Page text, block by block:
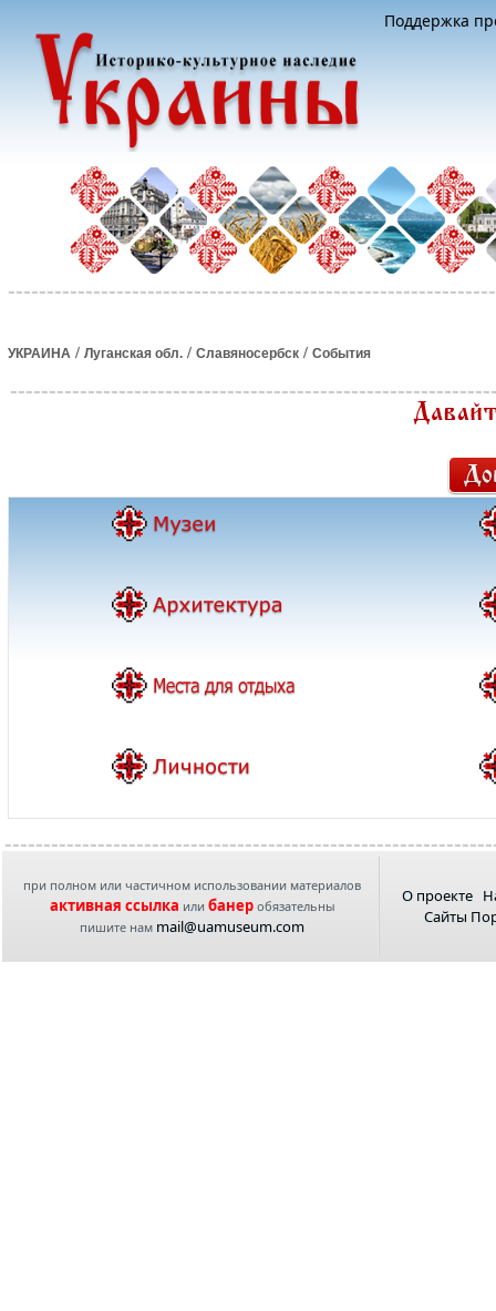
Поддержка
УКРАИНА / Луганская обл. / Славяносербск / События
при полном или частичном использовании материалов
активная ссылка или банеробязательны
пишите нам mail@uamuseum.com
О проекте
Сайты